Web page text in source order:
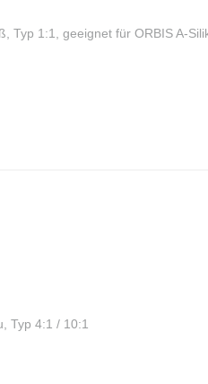
Typ 1:1, geeignet für ORBIS A-
Typ 4:1 / 10:1